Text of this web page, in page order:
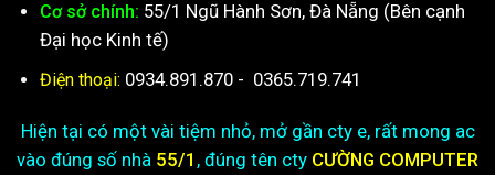
Cơ sở chính: 55/1 Ngũ Hành Sơn, Đà Nẵng (Bên cạnh
Đại học Kinh tế)
Điện thoại: 0934.891.870 - 0365.719.741
Hiện tại có một vài tiệm nhỏ, mở gần cty e, rất mong ac
vào đúng số nhà 55/1 , đúng tên cty CƯỜNG COMPUTER